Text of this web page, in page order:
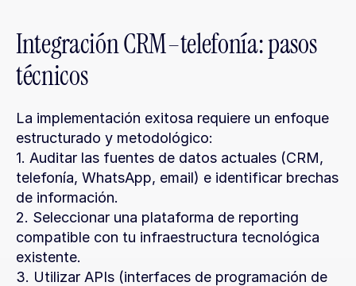
Integración CRM–telefonía: pasos
técnicos
La implementación exitosa requiere un enfoque
estructurado y metodológico:
1. Auditar las fuentes de datos actuales (CRM,
telefonía, WhatsApp, email) e identificar brechas
de información.
2. Seleccionar una plataforma de reporting
compatible con tu infraestructura tecnológica
existente.
3. Utilizar APIs (interfaces de programación de